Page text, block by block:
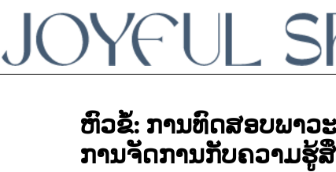
ຫົວຂໍ້: ການທົດສອບພາວ
ການຈັດການກັບຄວາມຮູ້